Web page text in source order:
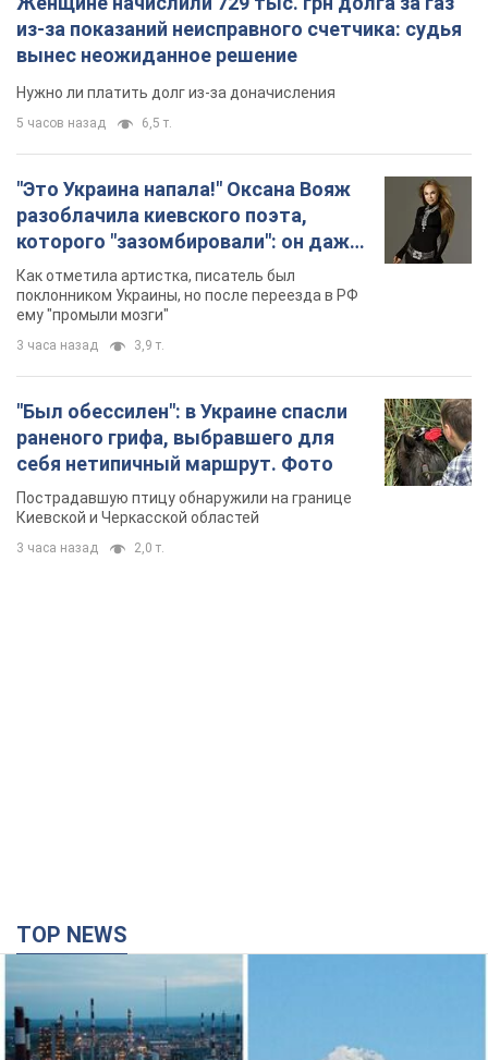
ему "промыли мозги"
3 часа назад 3,9 т.
"Был обессилен": в Украине спасли
раненого грифа, выбравшего для
себя нетипичный маршрут. Фото
Пострадавшую птицу обнаружили на границе
Киевской и Черкасской областей
3 часа назад 2,0 т.
Башкортостане: Зеленский раскрыл детали
В промзоне фиксирует несколько очагов пожара
2 часа назад 30,7 т.